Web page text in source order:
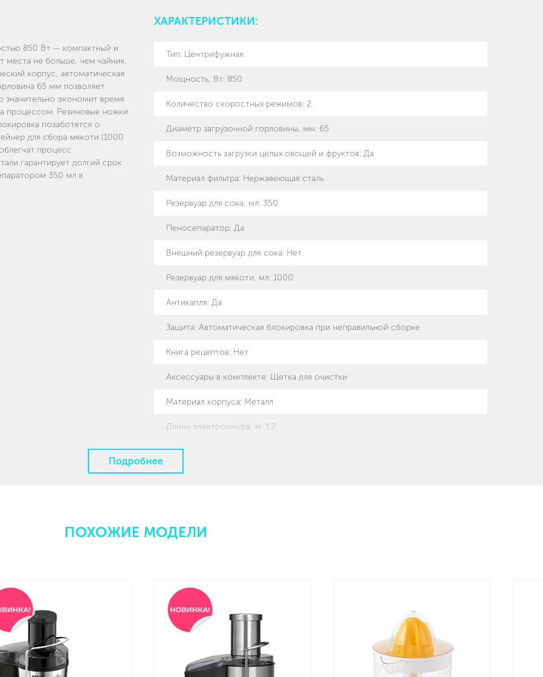
850 Вт — компактный и
места не больше, чем чайник.
корпус, автоматическая
65 мм позволяет
значительно экономит время
процессом. Резиновые ножки
позаботятся о
для сбора мякоти (1000
процесс
гарантирует долгий срок
350 мл в
ХАРАКТЕРИСТИКИ:
Тип: Центрифужная
Мощность, Вт: 850
Количество скоростных режимов: 2
Диаметр загрузочной горловины, мм: 65
Возможность загрузки целых овощей и фруктов: Да
Материал фильтра: Нержавеющая сталь
Резервуар для сока, мл: 350
Пеносепаратор: Да
Внешний резервуар для сока: Нет
Резервуар для мякоти, мл: 1000
Антикапля: Да
Защита: Автоматическая блокировка при неправильной сборке
Книга рецептов: Нет
Аксессуары в комплекте: Щетка для очистки
Материал корпуса: Металл
Длина электрошнура, м: 1.2
Особенности модели
Цвет: Оранжевый
Подробнее
ПОХОЖИЕ МОДЕЛИ